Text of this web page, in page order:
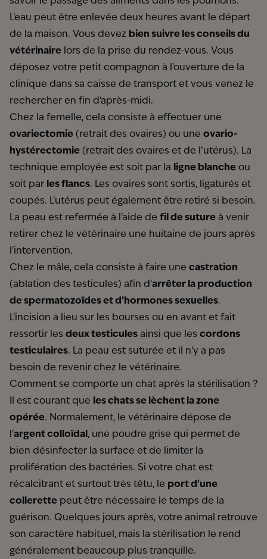
L'eau peut être enlevée deux heures avant le départ
de la maison. Vous devez bien suivre les conseils du
vétérinaire lors de la prise du rendez-vous. Vous
déposez votre petit compagnon à l'ouverture de la
clinique dans sa caisse de transport et vous venez le
rechercher en fin d'après-midi.
Chez la femelle, cela consiste à effectuer une
ovariectomie (retrait des ovaires) ou une ovario-
hystérectomie (retrait des ovaires et de l’utérus). La
technique employée est soit par la ligne blanche ou
soit par les flancs. Les ovaires sont sortis, ligaturés et
coupés. L'utérus peut également être retiré si besoin.
La peau est refermée à l'aide de fil de suture à venir
retirer chez le vétérinaire une huitaine de jours après
l'intervention.
Chez le mâle, cela consiste à faire une castration
(ablation des testicules) afin d'arrêter la production
de spermatozoïdes et d’hormones sexuelles.
L'incision a lieu sur les bourses ou en avant et fait
ressortir les deux testicules ainsi que les cordons
testiculaires. La peau est suturée et il n'y a pas
besoin de revenir chez le vétérinaire.
Comment se comporte un chat après la stérilisation ?
Il est courant que les chats se lèchent la zone
opérée. Normalement, le vétérinaire dépose de
l'argent colloïdal, une poudre grise qui permet de
bien désinfecter la surface et de limiter la
prolifération des bactéries. Si votre chat est
récalcitrant et surtout très têtu, le port d'une
collerette peut être nécessaire le temps de la
guérison. Quelques jours après, votre animal retrouve
son caractère habituel, mais la stérilisation le rend
généralement beaucoup plus tranquille.